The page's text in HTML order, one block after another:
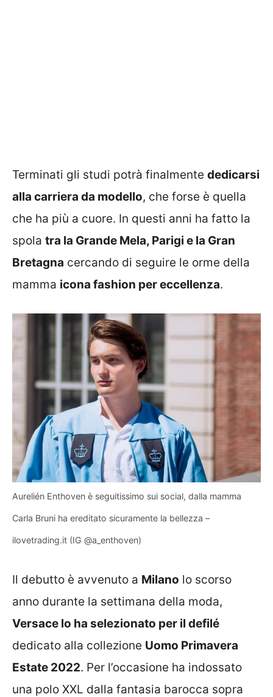
Terminati gli studi potrà finalmente dedicarsi
alla carriera da modello, che forse è quella
che ha più a cuore. In questi anni ha fatto la
spola tra la Grande Mela, Parigi e la Gran
Bretagna cercando di seguire le orme della
mamma icona fashion per eccellenza.
Aurelién Enthoven è seguitissimo sui social, dalla mamma
Carla Bruni ha ereditato sicuramente la bellezza –
ilovetrading.it (IG @a_enthoven)
Il debutto è avvenuto a Milano lo scorso
anno durante la settimana della moda,
Versace lo ha selezionato per il defilé
dedicato alla collezione Uomo Primavera
Estate 2022. Per l’occasione ha indossato
una polo XXL dalla fantasia barocca sopra